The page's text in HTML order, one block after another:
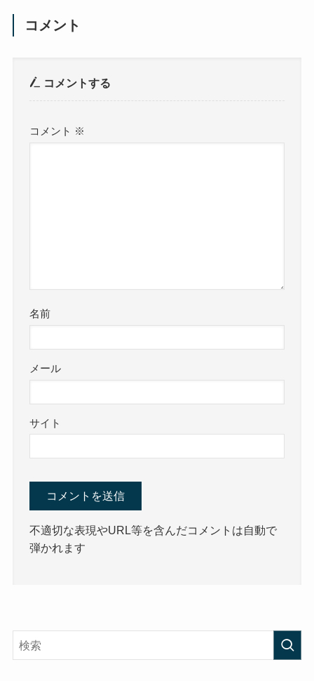
コメント
コメントする
コメント ※
名前
メール
サイト
不適切な表現やURL等を含んだコメントは自動で
弾かれます